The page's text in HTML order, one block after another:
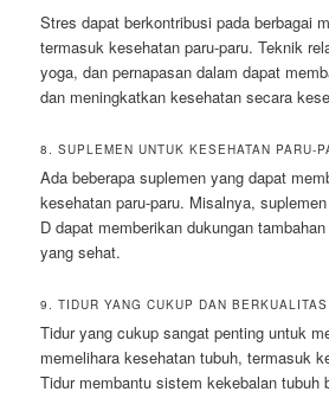
Stres dapat berkontribusi pada berbagai
termasuk kesehatan paru-paru. Teknik
yoga, dan pernapasan dalam dapat
dan meningkatkan kesehatan secara
8. SUPLEMEN UNTUK KESEHATAN PARU-
Ada beberapa suplemen yang dapat
kesehatan paru-paru. Misalnya,
D dapat memberikan dukungan
yang sehat.
9. TIDUR YANG CUKUP DAN BERKUALITAS
Tidur yang cukup sangat penting untuk
memelihara kesehatan tubuh, termasuk
Tidur membantu sistem kekebalan tubuh